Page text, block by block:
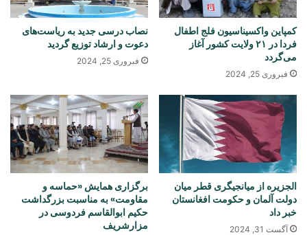
کمپاین واکسیناسیون فلج اطفال
فردا در ۲۱ ولایت کشور آغاز
می‌گردد
فبروری 25, 2024
نصاب درسی جدید به ریاست‌های
دعوت و ارشاد توزیع گردید
فبروری 25, 2024
الجزیره از میانجیگری قطر میان
دولت آلمان و حکومت افغانستان
خبر داد
آگست 31, 2024
برگزاری همایش «حماسه و
مقاومت» به مناسبت بزرگداشت
حکیم ابوالقاسم فردوسی در
مزارشریف